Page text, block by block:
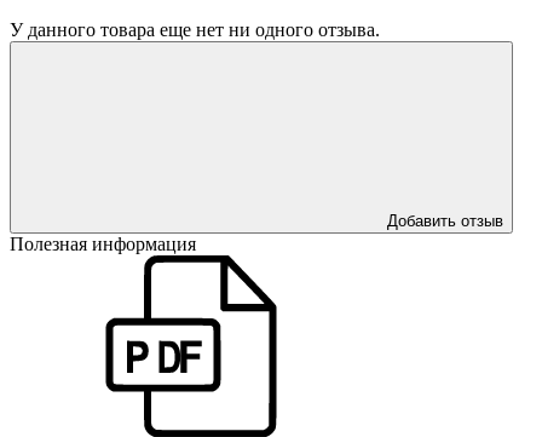
У данного товара еще нет ни одного отзыва.
Добавить отзыв
Полезная информация